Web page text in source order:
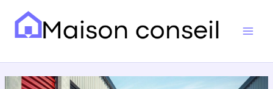
contenu
des
articles